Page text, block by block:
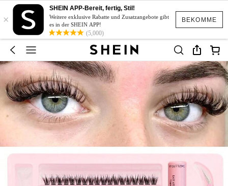
BEKOMME
×
SHEIN APP-Bereit, fertig, Stil!
Weitere exklusive Rabatte und Zusatzangebote gibt
es in der SHEIN APP!
(5,000)